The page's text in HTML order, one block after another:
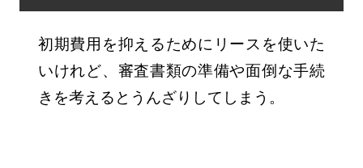
初期費用を抑えるためにリースを使いた
いけれど、審査書類の準備や面倒な手続
きを考えるとうんざりしてしまう。